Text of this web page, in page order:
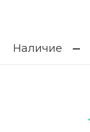
Наличие